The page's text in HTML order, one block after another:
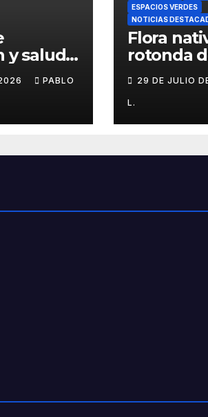
y salud
PABLO
ESPACIOS VERDES
NOTICIAS
Flora
rotonda
29 DE JULIO
L.